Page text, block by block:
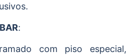
:
com piso especial,